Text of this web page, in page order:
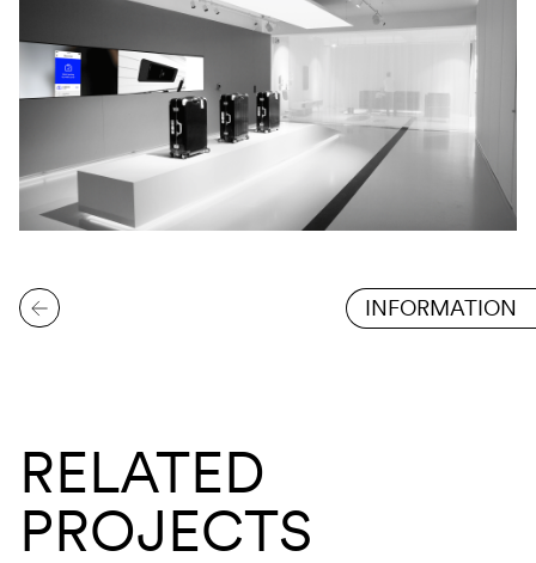
INFORMATION
RELATED
PROJECTS